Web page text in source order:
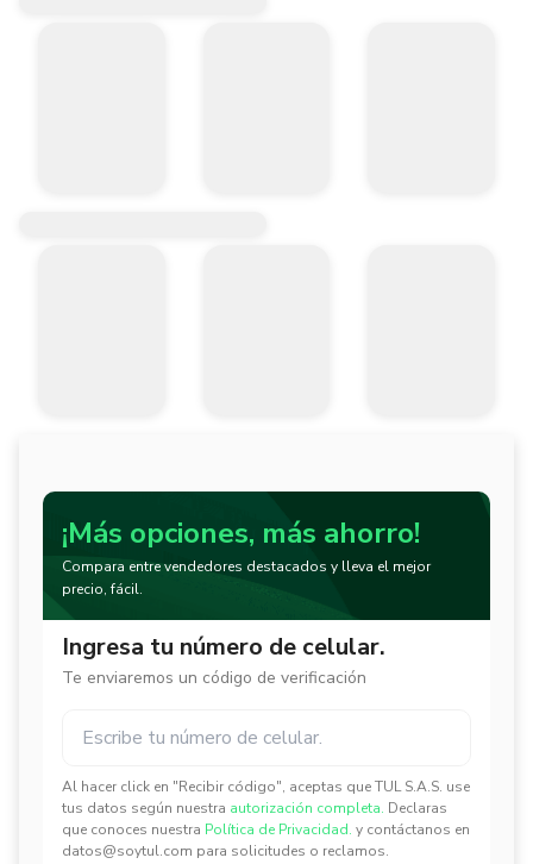
¡Más opciones, más ahorro!
Compara entre vendedores destacados y lleva el mejor
precio, fácil.
Ingresa tu número de celular.
Te enviaremos un código de verificación
Al hacer click en "Recibir código", aceptas que TUL S.A.S. use
tus datos según nuestra autorización completa. Declaras
que conoces nuestra Política de Privacidad. y contáctanos en
datos@soytul.com para solicitudes o reclamos.